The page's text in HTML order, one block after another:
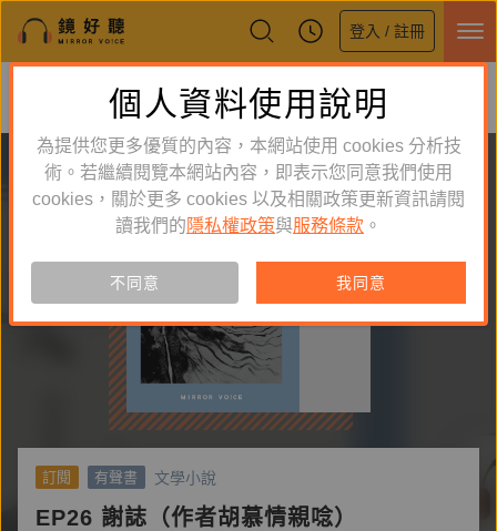
登入 / 註冊
鏡好聽全新APP上線
體驗全面升級，即刻下載
訂閱 有聲書 文學小說
EP26 謝誌（作者胡慕情親唸）
個人資料使用說明
為提供您更多優質的內容，本網站使用 cookies 分析技
術。若繼續閱覽本網站內容，即表示您同意我們使用
cookies，關於更多 cookies 以及相關政策更新資訊請閱
讀我們的 隱私權政策與服務條款 。
不同意 我同意